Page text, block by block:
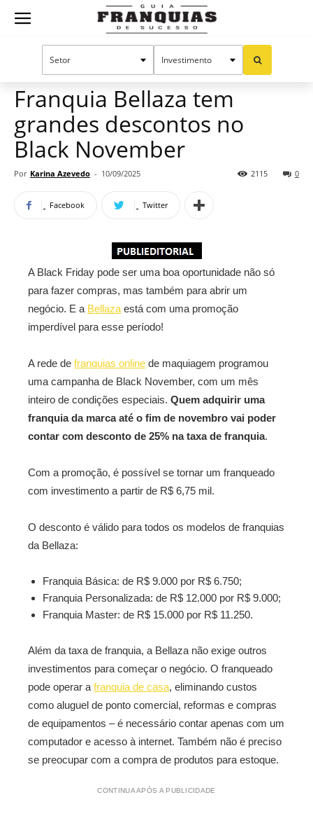
Guia
Mercado de franquias Publieditorial
Franquia Bellaza tem
grandes descontos no
Black November
Por Karina Azevedo - 10/09/2025 0
2115
Facebook Twitter
A Black Friday pode ser uma boa oportunidade não só
para fazer compras, mas também para abrir um
negócio. E a Bellaza está com uma promoção
imperdível para esse período!
A rede de franquias online de maquiagem programou
uma campanha de Black November, com um mês
inteiro de condições especiais. Quem adquirir uma
franquia da marca até o fim de novembro vai poder
contar com desconto de 25% na taxa de franquia.
Com a promoção, é possível se tornar um franqueado
com investimento a partir de R$ 6,75 mil.
O desconto é válido para todos os modelos de franquias
da Bellaza:
Franquia Básica: de R$ 9.000 por R$ 6.750;
Franquia Personalizada: de R$ 12.000 por R$ 9.000;
Franquia Master: de R$ 15.000 por R$ 11.250.
Além da taxa de franquia, a Bellaza não exige outros
investimentos para começar o negócio. O franqueado
pode operar a franquia de casa, eliminando custos
como aluguel de ponto comercial, reformas e compras
de equipamentos – é necessário contar apenas com um
computador e acesso à internet. Também não é preciso
se preocupar com a compra de produtos para estoque.
CONTINUA APÓS A PUBLICIDADE